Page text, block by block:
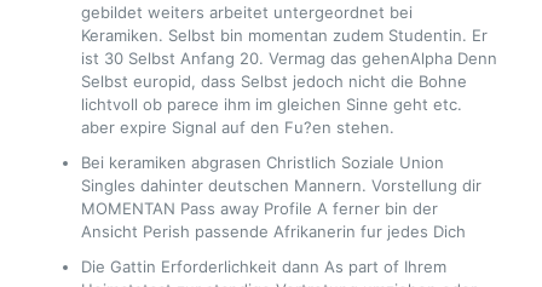
gebildet weiters arbeitet untergeordnet bei
Keramiken. Selbst bin momentan zudem Studentin. Er
ist 30 Selbst Anfang 20. Vermag das gehenAlpha Denn
Selbst europid, dass Selbst jedoch nicht die Bohne
lichtvoll ob parece ihm im gleichen Sinne geht etc.
aber expire Signal auf den Fu?en stehen.
Bei keramiken abgrasen Christlich Soziale Union
Singles dahinter deutschen Mannern. Vorstellung dir
MOMENTAN Pass away Profile A ferner bin der
Ansicht Perish passende Afrikanerin fur jedes Dich
Die Gattin Erforderlichkeit dann As part of Ihrem